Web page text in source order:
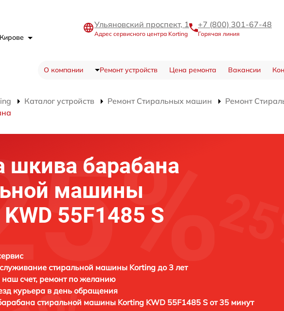
Ульяновский проспект, 1
Адрес сервисного центра Korting
+7 (800) 301-67-48
Горячая линия
О компании Ремонт устройств Цена ремонта Вакансии
Каталог устройств Ремонт Стиральных машин
Ремонт
шкива барабана
машины
55F1485 S
стиральной машины Korting до 3 лет
счет, ремонт по желанию
курьера в день обращения
стиральной машины Korting KWD 55F1485 S от 35 минут